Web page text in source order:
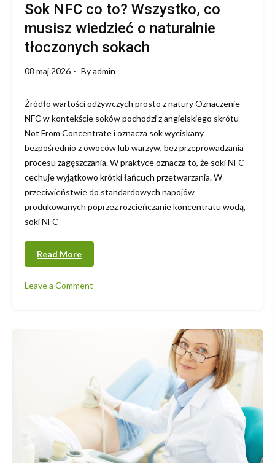
Sok NFC co to? Wszystko, co
musisz wiedzieć o naturalnie
tłoczonych sokach
08 maj 2026 Byadmin
Źródło wartości odżywczych prosto z natury Oznaczenie
NFC w kontekście soków pochodzi z angielskiego skrótu
Not From Concentrate i oznacza sok wyciskany
bezpośrednio z owoców lub warzyw, bez przeprowadzania
procesu zagęszczania. W praktyce oznacza to, że soki NFC
cechuje wyjątkowo krótki łańcuch przetwarzania. W
przeciwieństwie do standardowych napojów
produkowanych poprzez rozcieńczanie koncentratu wodą,
soki NFC
Read More
Leave a Comment
tłoczonych